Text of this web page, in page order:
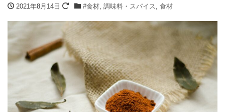
2021年8月14日 #食材, 調味料・スパイス, 食材